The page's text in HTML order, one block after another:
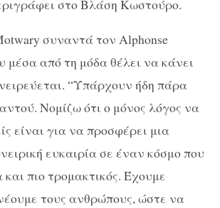
στο Βλάση Κωστούρο.
συναντά τον Alphonse
μέσα από τη μόδα θέλει να κάνει
“Υπάρχουν ήδη πάρα
Νομίζω ότι ο μόνος λόγος να
είναι για να προσφέρει μια
ευκαιρία σε έναν κόσμο που
και πιο τρομακτικός. Έχουμε
τους ανθρώπους, ώστε να